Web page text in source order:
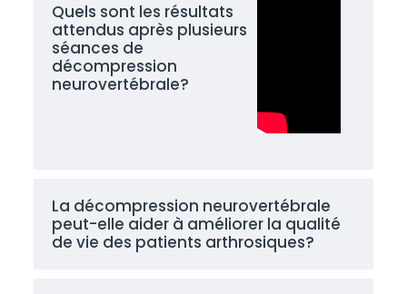
Quels sont les résultats
attendus après plusieurs
séances de
décompression
neurovertébrale?
La décompression neurovertébrale
peut-elle aider à améliorer la qualité
de vie des patients arthrosiques?